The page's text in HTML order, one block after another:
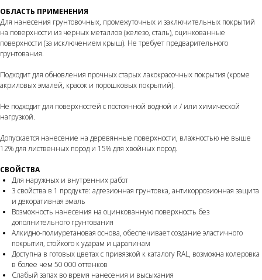
ОБЛАСТЬ ПРИМЕНЕНИЯ
Для нанесения грунтовочных, промежуточных и заключительных покрытий
на поверхности из черных металлов (железо, сталь), оцинкованные
поверхности (за исключением крыш). Не требует предварительного
грунтования.
Подходит для обновления прочных старых лакокрасочных покрытия (кроме
акриловых эмалей, красок и порошковых покрытий).
Не подходит для поверхностей с постоянной водной и / или химической
нагрузкой.
Допускается нанесение на деревянные поверхности, влажностью не выше
12% для лиственных пород и 15% для хвойных пород.
СВОЙСТВА
Для наружных и внутренних работ
3 свойства в 1 продукте: адгезионная грунтовка, антикоррозионная защита
и декоративная эмаль
Возможность нанесения на оцинкованную поверхность без
дополнительного грунтования
Алкидно-полиуретановая основа, обеспечивает создание эластичного
покрытия, стойкого к ударам и царапинам
Доступна в готовых цветах с привязкой к каталогу RAL, возможна колеровка
в более чем 50 000 оттенков
Слабый запах во время нанесения и высыхания